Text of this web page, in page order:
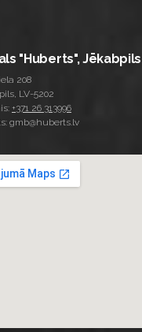
"Huberts", Jēkabpils
208
LV-5202
+371 26 313996
gmb@huberts.lv